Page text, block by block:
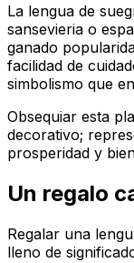
La lengua de
sansevieria o
ganado
facilidad de
simbolismo que
Obsequiar esta
decorativo;
prosperidad y
Un regalo
Regalar una
lleno de